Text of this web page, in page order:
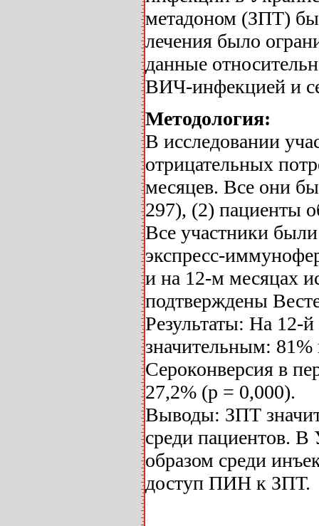
метадоном (ЗПТ)
лечения было
данные
ВИЧ-инфекцией и
Методология:
В исследовании
отрицательных
месяцев. Все они
297), (2) пациенты
Все участники
экспресс-
и на 12-м месяцах
подтверждены
Результаты: На 12-
значительным: 81%
Сероконверсия в
27,2% (р = 0,000).
Выводы: ЗПТ
среди пациентов. В
образом среди
доступ ПИН к ЗПТ.